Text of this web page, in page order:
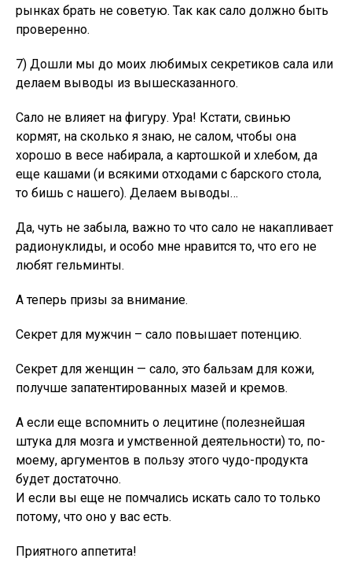
рынках брать не советую. Так как сало должно быть
проверенно.
7) Дошли мы до моих любимых секретиков сала или
делаем выводы из вышесказанного.
Сало не влияет на фигуру. Ура! Кстати, свинью
кормят, на сколько я знаю, не салом, чтобы она
хорошо в весе набирала, а картошкой и хлебом, да
еще кашами (и всякими отходами с барского стола,
то бишь с нашего). Делаем выводы…
Да, чуть не забыла, важно то что сало не накапливает
радионуклиды, и особо мне нравится то, что его не
любят гельминты.
А теперь призы за внимание.
Секрет для мужчин – сало повышает потенцию.
Секрет для женщин — сало, это бальзам для кожи,
получше запатентированных мазей и кремов.
А если еще вспомнить о лецитине (полезнейшая
штука для мозга и умственной деятельности) то, по-
моему, аргументов в пользу этого чудо-продукта
будет достаточно.
И если вы еще не помчались искать сало то только
потому, что оно у вас есть.
Приятного аппетита!